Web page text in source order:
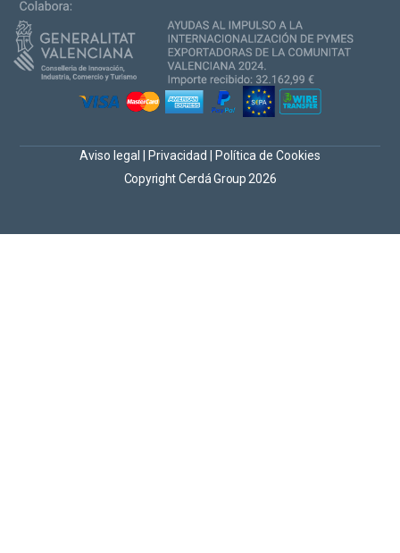
Copyright Cerdá Group 2026
Aviso legal Privacidad Política de Cookies